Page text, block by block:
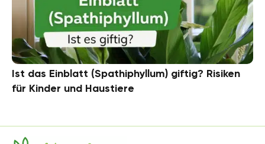
Ist das Einblatt (Spathiphyllum) giftig? Risiken
für Kinder und Haustiere